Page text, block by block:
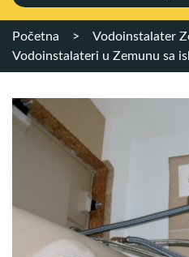
Početna > Vodoinstalater
Vodoinstalateri u Zemunu sa